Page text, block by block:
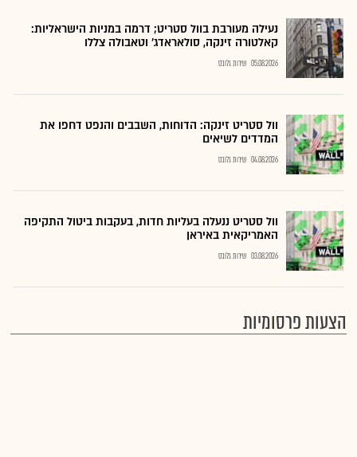
נעילה מעורבת בוול סטריט; דרמה במניות הישראליות:
קאלטורה זינקה, סולאראדג' וטאבולה צללו
05.08.2026 שירות גלובס
וול סטריט זינקה: הדוחות, השבבים והנפט דחפו את
המדדים לשיאים
04.08.2026 שירות גלובס
וול סטריט ננעלה בעליות חדות, בעקבות ביטול התקיפה
האמריקאית באיראן
03.08.2026 שירות גלובס
הצעות פרסומיות